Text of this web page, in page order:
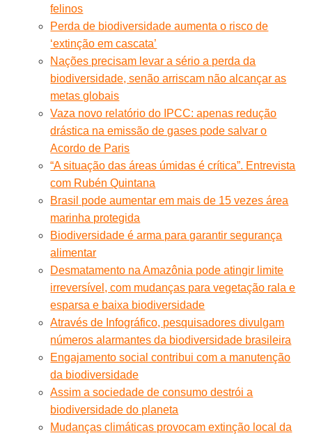
felinos
Perda de biodiversidade aumenta o risco de
‘extinção em cascata’
Nações precisam levar a sério a perda da
biodiversidade, senão arriscam não alcançar as
metas globais
Vaza novo relatório do IPCC: apenas redução
drástica na emissão de gases pode salvar o
Acordo de Paris
“A situação das áreas úmidas é crítica”. Entrevista
com Rubén Quintana
Brasil pode aumentar em mais de 15 vezes área
marinha protegida
Biodiversidade é arma para garantir segurança
alimentar
Desmatamento na Amazônia pode atingir limite
irreversível, com mudanças para vegetação rala e
esparsa e baixa biodiversidade
Através de Infográfico, pesquisadores divulgam
números alarmantes da biodiversidade brasileira
Engajamento social contribui com a manutenção
da biodiversidade
Assim a sociedade de consumo destrói a
biodiversidade do planeta
Mudanças climáticas provocam extinção local da